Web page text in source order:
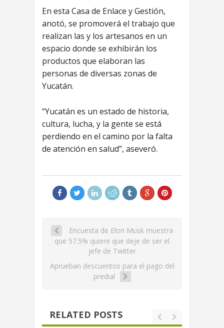
En esta Casa de Enlace y Gestión,
anotó, se promoverá el trabajo que
realizan las y los artesanos en un
espacio donde se exhibirán los
productos que elaboran las
personas de diversas zonas de
Yucatán.
“Yucatán es un estado de historia,
cultura, lucha, y la gente se está
perdiendo en el camino por la falta
de atención en salud”, aseveró.
Encuesta de Elon Musk muestra
que 57.5% quiere que deje de ser el
jefe de Twitter
Aprueban descuentos para el pago del
predial
RELATED POSTS